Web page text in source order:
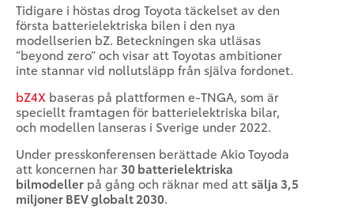
Tidigare i höstas drog Toyota täckelset av den
första batterielektriska bilen i den nya
modellserien bZ. Beteckningen ska utläsas
”beyond zero” och visar att Toyotas ambitioner
inte stannar vid nollutsläpp från själva fordonet.
bZ4X baseras på plattformen e-TNGA, som är
speciellt framtagen för batterielektriska bilar,
och modellen lanseras i Sverige under 2022.
Under presskonferensen berättade Akio Toyoda
att koncernen har30 batterielektriska
bilmodeller på gång och räknar med att sälja 3,5
miljoner BEV globalt 2030.